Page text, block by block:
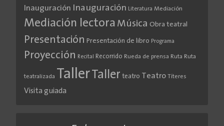
Inauguración Inauguración Literatura Mediación
Mediación lectora Música Obra teatral
Presentación Presentación de libro Programa
Proyección Recital Recorrido Rueda de prensa Ruta Ruta
teatralizada TallerTaller teatro Teatro Títeres
Visita guiada